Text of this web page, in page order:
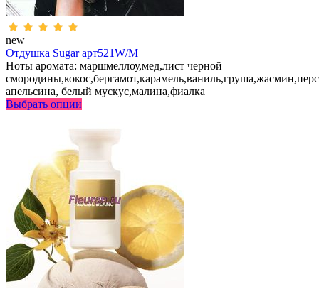
new
Отдушка Sugar арт521W/M
Ноты аромата: маршмеллоу,мед,лист черной
апельсина, белый мускус,малина,фиалка
Выбрать опции